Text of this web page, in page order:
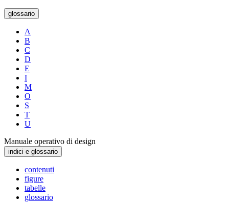
glossario
A
B
C
D
E
I
M
O
S
T
U
Manuale operativo di design
indici e glossario
contenuti
figure
tabelle
glossario